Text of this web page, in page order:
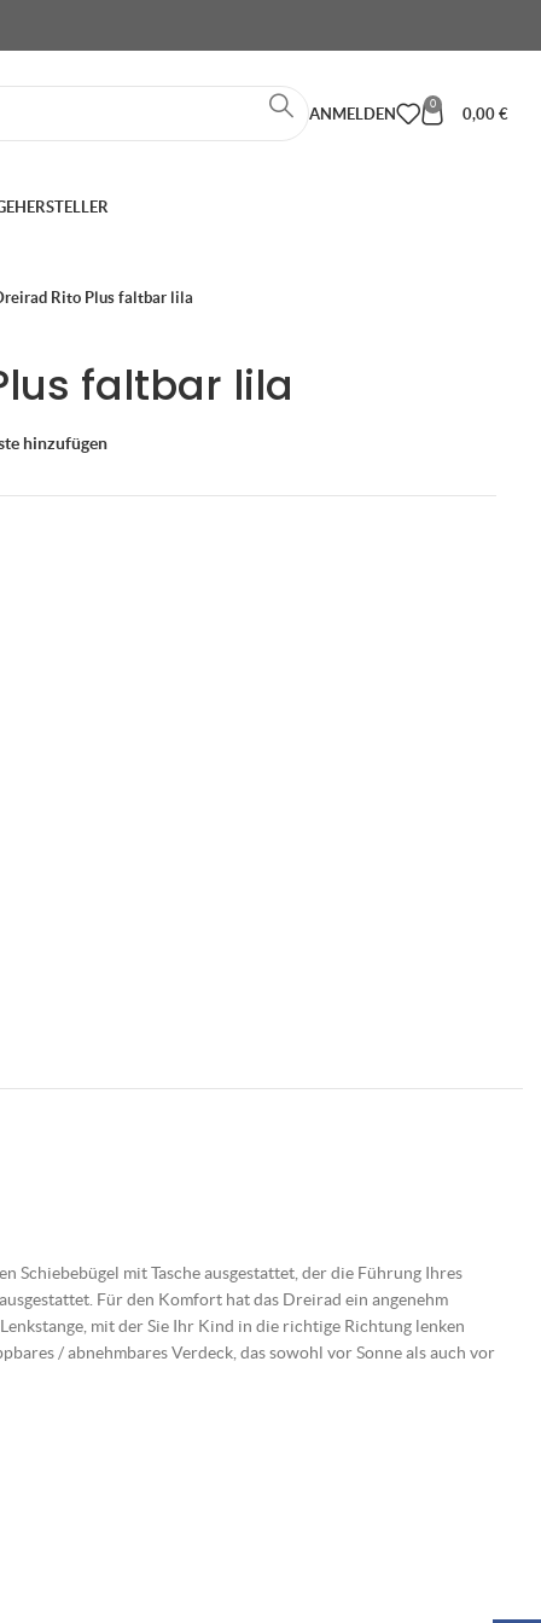
ANMELDEN
0
0,00 €
HERSTELLER
Rito Plus faltbar lila
faltbar lila
hinzufügen
mit Tasche ausgestattet, der die Führung Ihres
Für den Komfort hat das Dreirad ein angenehm
mit der Sie Ihr Kind in die richtige Richtung lenken
/ abnehmbares Verdeck, das sowohl vor Sonne als auch vor